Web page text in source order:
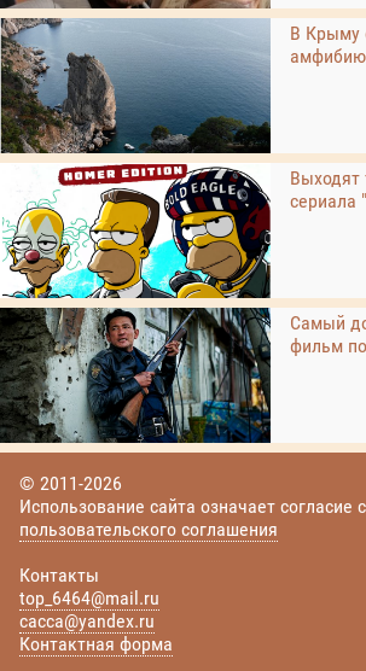
В Крыму
Выходят
сериала
Самый
фильм
© 2011-2026
Использование сайта означает согласие
пользовательского соглашения
Контакты
top_6464@mail.ru
cacca@yandex.ru
Контактная форма